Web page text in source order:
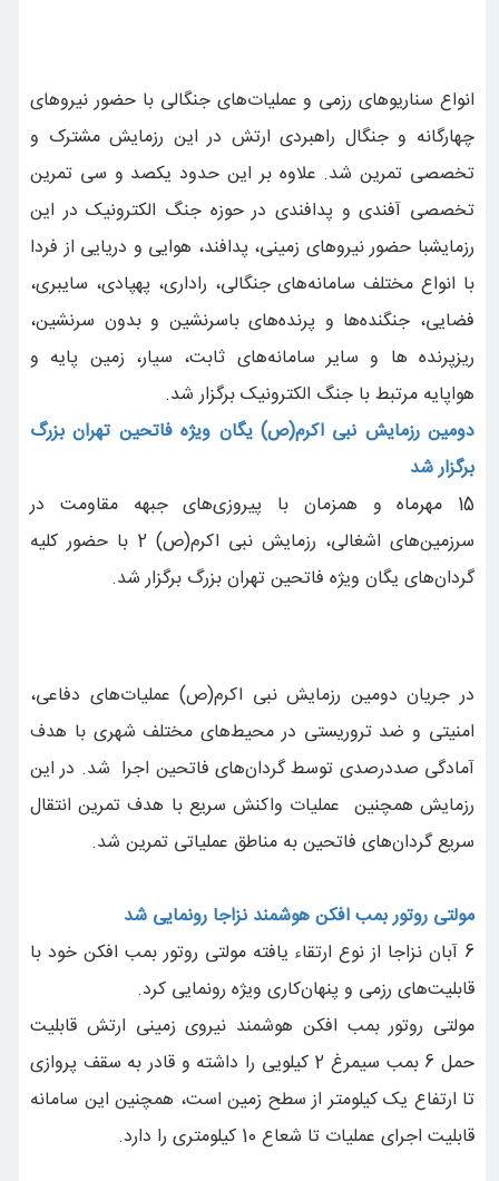
انواع سناریوهای رزمی و عملیات‌های جنگالی با حضور نیروهای
چهارگانه و جنگال راهبردی ارتش در این رزمایش مشترک و
تخصصی تمرین شد. علاوه بر این حدود یکصد و سی تمرین
تخصصی آفندی و پدافندی در حوزه جنگ الکترونیک در این
رزمایشبا حضور نیروهای زمینی، پدافند، هوایی و دریایی از فردا
با انواع مختلف سامانه‌های جنگالی، راداری، پهپادی، سایبری،
فضایی، جنگنده‌ها و پرنده‌های باسرنشین و بدون سرنشین،
ریزپرنده ها و سایر سامانه‌های ثابت، سیار، زمین پایه و
هواپایه مرتبط با جنگ الکترونیک برگزار شد.
دومین رزمایش نبی اکرم(ص) یگان ویژه فاتحین تهران بزرگ
برگزار شد
15 مهرماه و همزمان با پیروزی‌های جبهه مقاومت در
سرزمین‌های اشغالی، رزمایش نبی اکرم(ص) 2 با حضور کلیه
گردان‌های یگان ویژه فاتحین تهران بزرگ برگزار شد.
در جریان دومین رزمایش نبی اکرم(ص) عملیات‌های دفاعی،
امنیتی و ضد تروریستی در محیط‌های مختلف شهری با هدف
آمادگی صددرصدی توسط گردان‌های فاتحین اجرا شد. در این
رزمایش همچنین عملیات واکنش سریع با هدف تمرین انتقال
سریع گردان‌های فاتحین به مناطق عملیاتی تمرین شد.
مولتی روتور بمب افکن هوشمند نزاجا رونمایی شد
6 آبان نزاجا از نوع ارتقاء یافته‌ مولتی روتور بمب افکن خود با
قابلیت‌های رزمی و پنهان‌کاری ویژه رونمایی کرد.
مولتی روتور بمب افکن هوشمند نیروی زمینی ارتش قابلیت
حمل 6 بمب سیمرغ 2 کیلویی را داشته و قادر به سقف پروازی
تا ارتفاع یک کیلومتر از سطح زمین است، همچنین این سامانه
قابلیت اجرای عملیات تا شعاع 10 کیلومتری را دارد.